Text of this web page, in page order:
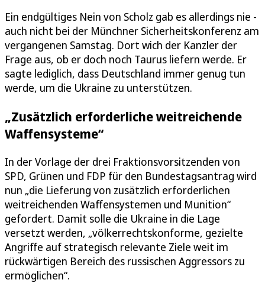
Ein endgültiges Nein von Scholz gab es allerdings nie -
auch nicht bei der Münchner Sicherheitskonferenz am
vergangenen Samstag. Dort wich der Kanzler der
Frage aus, ob er doch noch Taurus liefern werde. Er
sagte lediglich, dass Deutschland immer genug tun
werde, um die Ukraine zu unterstützen.
„Zusätzlich erforderliche weitreichende
Waffensysteme“
In der Vorlage der drei Fraktionsvorsitzenden von
SPD, Grünen und FDP für den Bundestagsantrag wird
nun „die Lieferung von zusätzlich erforderlichen
weitreichenden Waffensystemen und Munition“
gefordert. Damit solle die Ukraine in die Lage
versetzt werden, „völkerrechtskonforme, gezielte
Angriffe auf strategisch relevante Ziele weit im
rückwärtigen Bereich des russischen Aggressors zu
ermöglichen“.